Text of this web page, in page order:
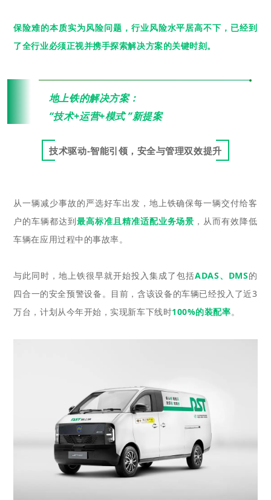
保险难的本质实为风险问题，行业风险水平居高不下，已经到
了全行业必须正视并携手探索解决方案的关键时刻。
“
地上铁的解决方案：
“技术+运营+模式 ”新提案
技术驱动-智能引领，安全与管理双效提升
从一辆减少事故的严选好车出发，地上铁确保每一辆交付给客
户的车辆都达到最高标准且精准适配业务场景 ，从而有效降低
车辆在应用过程中的事故率。
与此同时，地上铁很早就开始投入集成了包括ADAS、DMS的
四合一的安全预警设备。目前，含该设备的车辆已经投入了近3
万台，计划从今年开始，实现新车下线时100%的装配率。